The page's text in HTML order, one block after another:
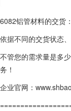
6082铝管材料的交货：
依据不同的交货状态
不管您的需求量是多
务！
企业官网：